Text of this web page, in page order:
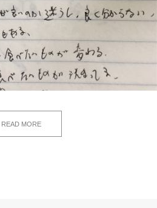
READ MORE